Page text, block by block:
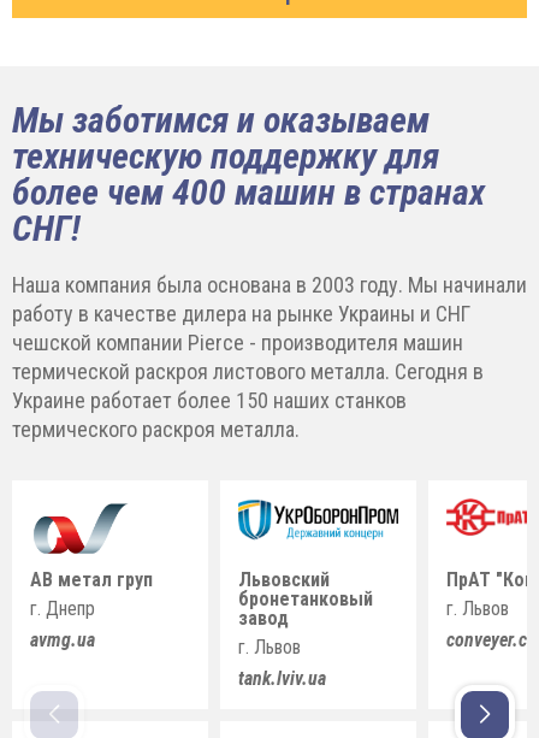
Мы заботимся и оказываем
техническую поддержку для
более чем 400 машин в странах
СНГ!
Наша компания была основана в 2003 году. Мы начинали
работу в качестве дилера на рынке Украины и СНГ
чешской компании Pierce - производителя машин
термической раскроя листового металла. Сегодня в
Украине работает более 150 наших станков
термического раскроя металла.
АВ метал груп
г. Днепр
avmg.ua
Львовский
бронетанковый
завод
г. Львов
tank.lviv.ua
ПрАТ
г. Львов